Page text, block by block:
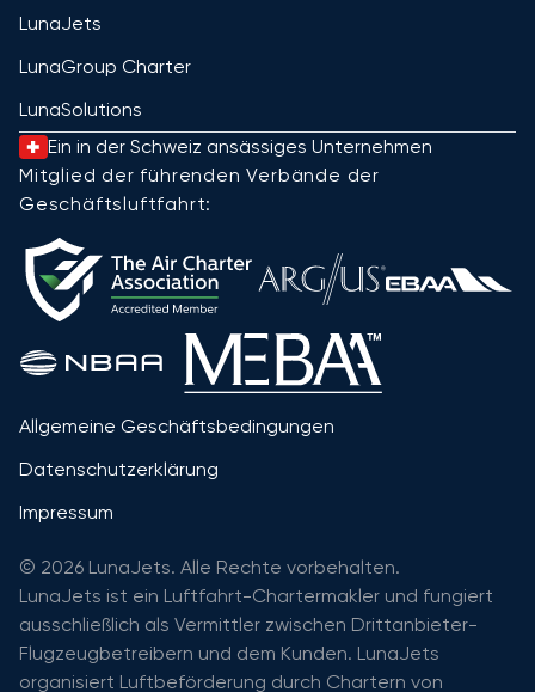
LunaJets
LunaGroup Charter
LunaSolutions
Ein in der Schweiz ansässiges Unternehmen
Mitglied der führenden Verbände der
Geschäftsluftfahrt:
Allgemeine Geschäftsbedingungen
Datenschutzerklärung
Impressum
© 2026 LunaJets. Alle Rechte vorbehalten.
LunaJets ist ein Luftfahrt-Chartermakler und fungiert
ausschließlich als Vermittler zwischen Drittanbieter-
Flugzeugbetreibern und dem Kunden. LunaJets
organisiert Luftbeförderung durch Chartern von